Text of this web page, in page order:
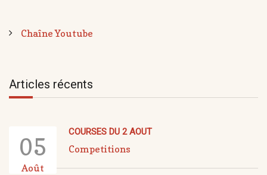
Chaîne Youtube
Articles récents
05
Août
COURSES DU 2 AOUT
Competitions